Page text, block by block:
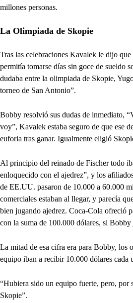
millones personas.
La Olimpiada de Skopie
Tras las celebraciones Kavalek le dijo
permitía tomarse días sin goce de sueldo
dudaba entre la olimpiada de Skopie,
torneo de San Antonio”.
Bobby resolvió sus dudas de inmediato,
voy”, Kavalek estaba seguro de que ese
euforia tras ganar. Igualmente eligió
Al principio del reinado de Fischer todo
enloquecido con el ajedrez”, y los
de EE.UU. pasaron de 10.000 a 60.000
comerciales estaban al llegar, y parecía
bien jugando ajedrez. Coca-Cola ofreció
con la suma de 100.000 dólares, si Bobby
La mitad de esa cifra era para Bobby, los
equipo iban a recibir 10.000 dólares cada
“Hubiera sido un equipo fuerte, pero, por
Skopie”.